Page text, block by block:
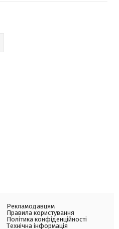
Рекламодавцям
Правила користування
Політика конфіденційності
Технічна інформація